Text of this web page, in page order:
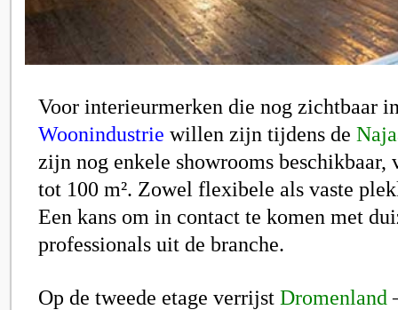
Voor interieurmerken die nog zichtbaar
Woonindustrie willen zijn tijdens de
zijn nog enkele showrooms beschikbaar,
tot 100 m². Zowel flexibele als vaste
Een kans om in contact te komen met
professionals uit de branche.
Op de tweede etage verrijst Dromenland